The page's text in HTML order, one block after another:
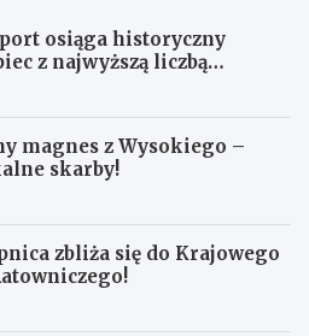
osiąga historyczny
z najwyższą liczbą
magnes z Wysokiego –
skarby!
zbliża się do Krajowego